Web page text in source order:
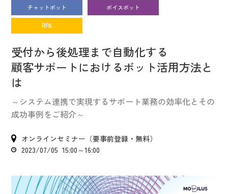
お役立ち資料
会社案内
採用情報
IR情報
チャットボット ボイスボット
RPA
受付から後処理まで自動化する
顧客サポートにおけるボット活用方法と
は
～システム連携で実現するサポート業務の効率化とその
成功事例をご紹介～
オンラインセミナー（要事前登録・無料）
2023/07/05 15:00～16:00